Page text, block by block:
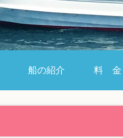
船の紹介 料 金